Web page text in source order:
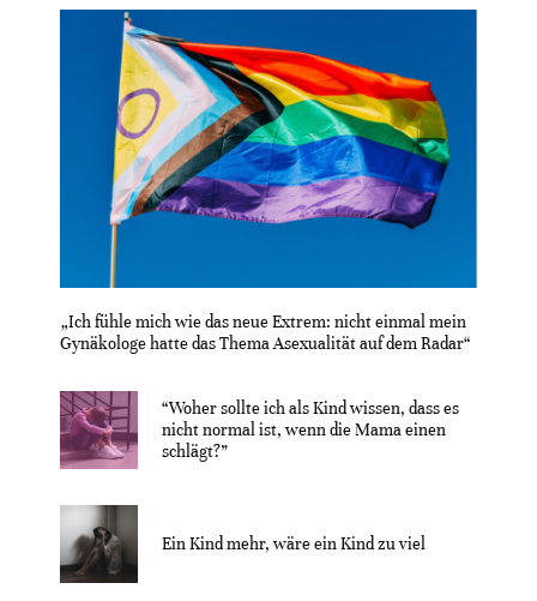
„Ich fühle mich wie das neue Extrem: nicht einmal mein
Gynäkologe hatte das Thema Asexualität auf dem Radar“
“Woher sollte ich als Kind wissen, dass es
nicht normal ist, wenn die Mama einen
schlägt?”
Ein Kind mehr, wäre ein Kind zu viel